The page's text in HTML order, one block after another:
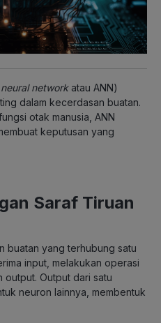
networkatau ANN)
dalam kecerdasan buatan.
otak manusia, ANN
keputusan yang
Saraf Tiruan
buatan yang terhubung satu
input, melakukan operasi
output. Output dari satu
neuron lainnya, membentuk